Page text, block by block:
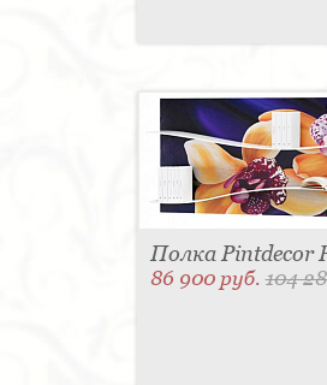
Полка Pintdecor
86 900 руб.104